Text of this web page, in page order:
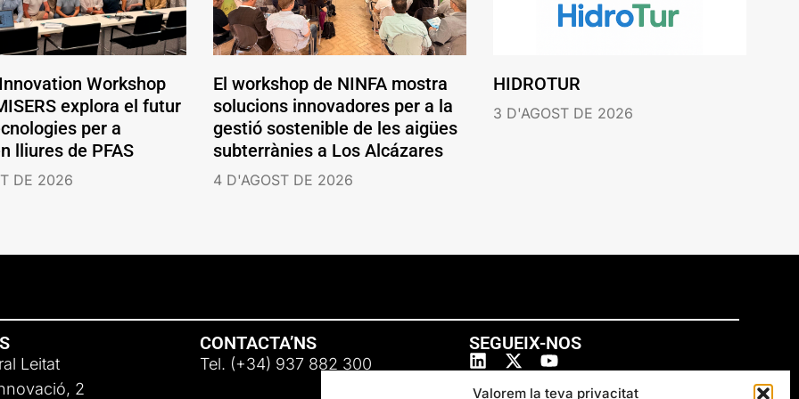
Valorem la teva privacitat
Workshop
explora el futur
per a
lliures de PFAS
DE 2026
El workshop de NINFA mostra
solucions innovadores per a la
gestió sostenible de les aigües
subterrànies a Los Alcázares
4 D'AGOST DE 2026
HIDROTUR
3 D'AGOST DE 2026
Leitat
2
CONTACTA’NS
Tel. (+34) 937 882 300
SEGUEIX-NOS